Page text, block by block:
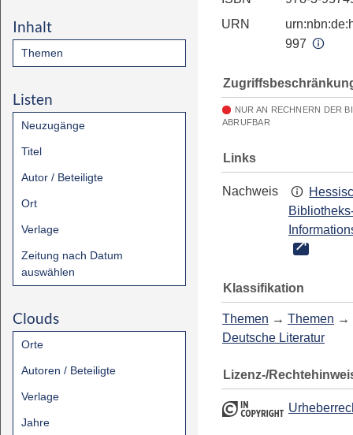
Inhalt
Themen
Listen
Neuzugänge
Titel
Autor / Beteiligte
Ort
Verlage
Zeitung nach Datum
auswählen
Clouds
Orte
Autoren / Beteiligte
Verlage
Jahre
URN
997
NUR AN RECHNERN DER
ABRUFBAR
Links
Nachweis
Klassifikation
Themen → Themen →
Deutsche Literatur
Lizenz-/